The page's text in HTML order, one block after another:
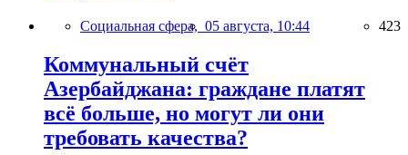
Социальная сфера, 05 августа, 10:44 423
Коммунальный счёт
Азербайджана: граждане платят
всё больше, но могут ли они
требовать качества?